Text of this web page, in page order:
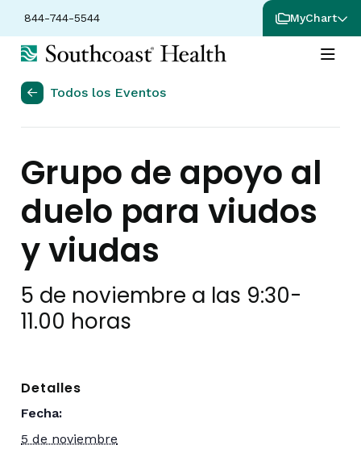
844-744-5544 MyChart
Todos los Eventos
Grupo de apoyo al
duelo para viudos
y viudas
5 de noviembre a las 9:30-
11.00 horas
Detalles
Fecha:
5 de noviembre